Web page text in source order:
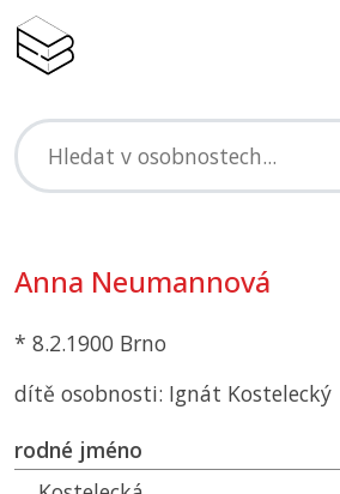
Anna Neumannová
* 8.2.1900 Brno
dítě osobnosti: Ignát Kostelecký
rodné jméno